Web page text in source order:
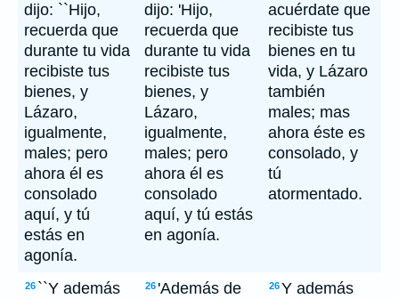
dijo: ``Hijo,
recuerda que
durante tu vida
recibiste tus
bienes, y
Lázaro,
igualmente,
males; pero
ahora él es
consolado
aquí, y tú
estás en
agonía.
dijo: 'Hijo,
recuerda que
durante tu vida
recibiste tus
bienes, y
Lázaro,
igualmente,
males; pero
ahora él es
consolado
aquí, y tú estás
en agonía.
acuérdate que
recibiste tus
bienes en tu
vida, y Lázaro
también
males; mas
ahora éste es
consolado, y
tú
atormentado.
26 ``Y además
26 'Además de
26Y además